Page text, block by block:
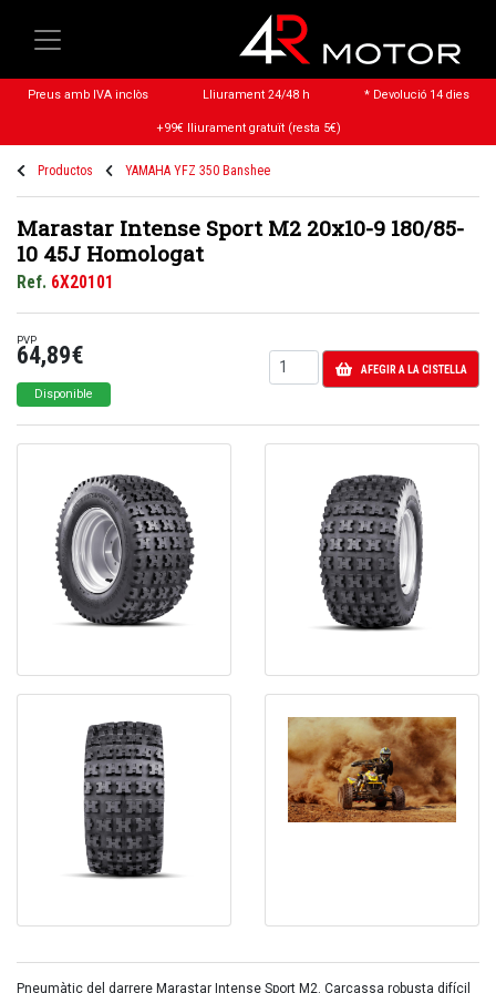
Preus amb IVA inclòs Lliurament 24/48 h * Devolució 14 dies
+99€ lliurament gratuït (resta 5€)
Productos YAMAHA YFZ 350 Banshee
Marastar Intense Sport M2 20x10-9 180/85-
10 45J Homologat
Ref. 6X20101
PVP
64,89€
Disponible
AFEGIR A LA CISTELLA
Pneumàtic del darrere Marastar Intense Sport M2. Carcassa robusta difícil